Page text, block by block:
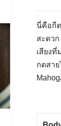
นี่คือกี
สะดว
เสียงที่
กดสา